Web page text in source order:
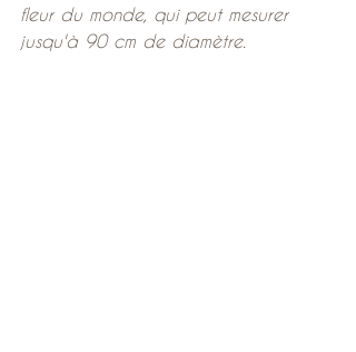
fleur du monde, qui peut mesurer
jusqu'à 90 cm de diamètre.